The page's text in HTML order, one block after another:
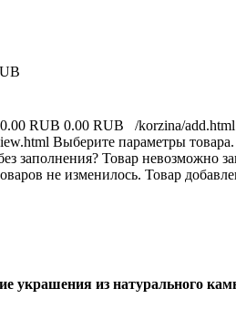
0.00 RUB 0.00 RUB /korzina/add.html
Выберите параметры товара.
заполнения? Товар невозможно
не изменилось. Товар
украшения из натурального